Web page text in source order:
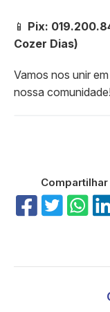
📱 Pix:
Cozer Dias)
Vamos nos unir
nossa comunidade!
Compartilhar